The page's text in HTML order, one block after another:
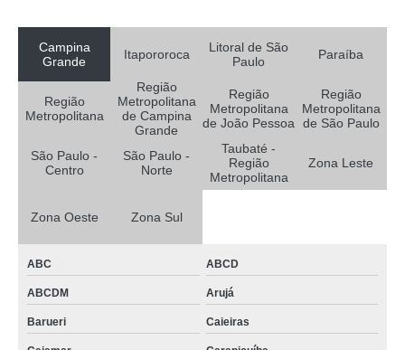
Campina
Grande
Itapororoca
Litoral de São
Paulo
Paraíba
Região
Metropolitana
Região
Metropolitana
de Campina
Grande
Região
Metropolitana
de João Pessoa
Região
Metropolitana
de São Paulo
São Paulo -
Centro
São Paulo -
Norte
Taubaté -
Região
Metropolitana
Zona Leste
Zona Oeste Zona Sul
ABC ABCD
ABCDM Arujá
Barueri Caieiras